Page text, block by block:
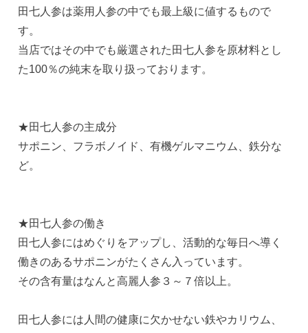
田七人参は薬用人参の中でも最上級に値するもので
す。
当店ではその中でも厳選された田七人参を原材料とし
た100％の純末を取り扱っております。
★田七人参の主成分
サポニン、フラボノイド、有機ゲルマニウム、鉄分な
ど。
★田七人参の働き
田七人参にはめぐりをアップし、活動的な毎日へ導く
働きのあるサポニンがたくさん入っています。
その含有量はなんと高麗人参３～７倍以上。
田七人参には人間の健康に欠かせない鉄やカリウム、